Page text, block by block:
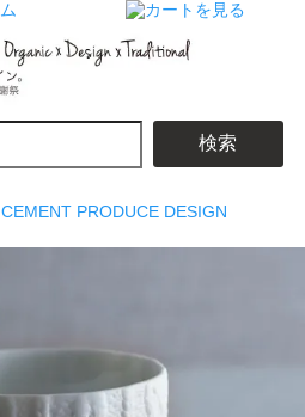
検索
CEMENT PRODUCE DESIGN